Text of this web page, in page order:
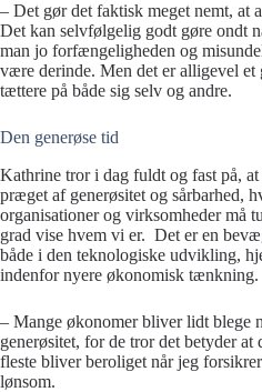
– Det gør det faktisk meget nemt, at
Det kan selvfølgelig godt gøre ondt
man jo forfængeligheden og
være derinde. Men det er alligevel
tættere på både sig selv og andre.
Den generøse tid
Kathrine tror i dag fuldt og fast på,
præget af generøsitet og sårbarhed,
organisationer og virksomheder må
grad vise hvem vi er. Det er en
både i den teknologiske udvikling,
indenfor nyere økonomisk tænkning.
– Mange økonomer bliver lidt blege
generøsitet, for de tror det betyder
fleste bliver beroliget når jeg
lønsom.